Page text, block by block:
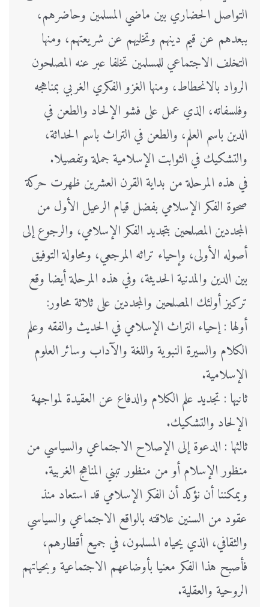
التواصل الحضاري بين ماضي المسلمين وحاضرهم،
ببعدهم عن قيم دينهم وتخليهم عن شريعتهم، ومنها
التخلف الاجتماعي للمسلمين تخلفا عبر عنه المصلحون
الرواد بالانحطاط، ومنها الغزو الفكري الغربي بمناهجه
وفلسفاته، الذي عمل على فشو الإلحاد والطعن في
الدين باسم العلم، والطعن في التراث باسم الحداثة،
والتشكيك في الثوابت الإسلامية جملة وتفصيلا.
في هذه المرحلة من بداية القرن العشرين ظهرت حركة
صحوة الفكر الإسلامي بفضل قيام الرعيل الأول من
المجددين المصلحين بتجديد الفكر الإسلامي، والرجوع إلى
أصوله الأولى، وإحياء تراثه المرجعي، ومحاولة التوفيق
بين الدين والمدنية الحديثة، وفي هذه المرحلة أيضا وقع
تركيز أولئك المصلحين والمجددين على ثلاثة محاور:
أولها : إحياء التراث الإسلامي في الحديث والفقه وعلم
الكلام والسيرة النبوية واللغة والآداب وسائر العلوم
الإسلامية.
ثانيها : تجديد علم الكلام والدفاع عن العقيدة لمواجهة
الإلحاد والتشكيك.
ثالثها : الدعوة إلى الإصلاح الاجتماعي والسياسي من
منظور الإسلام أو من منظور تبني المناهج الغربية.
ويمكننا أن نؤكد أن الفكر الإسلامي قد استعاد منذ
عقود من السنين علاقته بالواقع الاجتماعي والسياسي
والثقافي، الذي يحياه المسلمون، في جميع أقطارهم،
فأصبح هذا الفكر معنيا بأوضاعهم الاجتماعية وبحياتهم
الروحية والعقلية.